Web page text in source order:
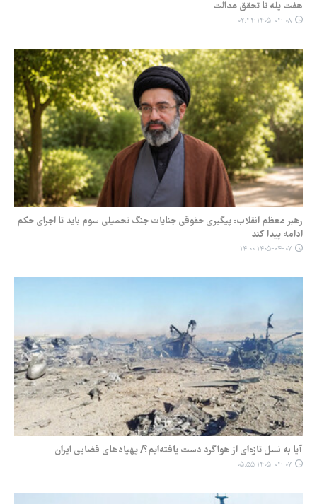
هفت پله تا تحقق عدالت
۱۴۰۵-۰۴-۰۸ ۰۲:۴۴
رهبر معظم انقلاب: پیگیری حقوقی جنایات جنگ تحمیلی سوم باید تا اجرای حکم
ادامه پیدا کند
۱۴۰۵-۰۴-۰۷ ۱۴:۰۰
آیا به نسل تازه‌ای از هواگرد دست یافته‌ایم؟/ پهپادهای فضایی ایران
۱۴۰۵-۰۴-۰۷ ۰۵:۵۵